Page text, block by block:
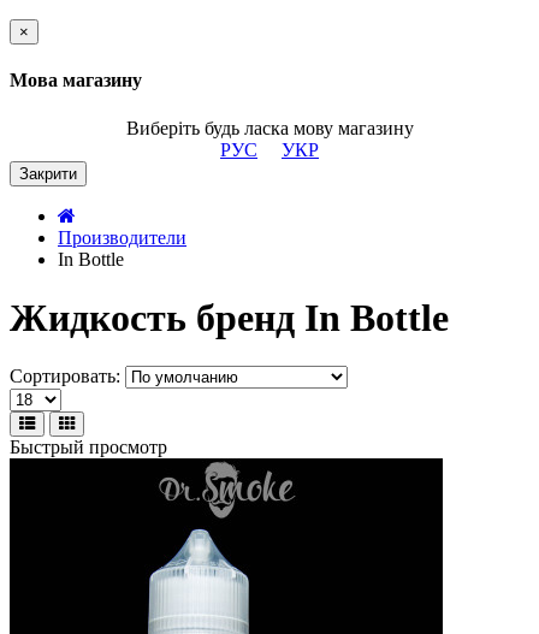
×
Мова магазину
Виберіть будь ласка мову магазину
РУС
УКР
Закрити
Производители
In Bottle
Жидкость бренд In Bottle
Сортировать:
Быстрый просмотр